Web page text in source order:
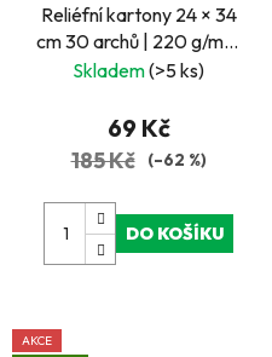
Reliéfní kartony 24 × 34
cm 30 archů | 220 g/m² |
3D motivy růží, srdcí a
Skladem(>5 ks)
69 Kč
185 Kč (–62 %)
DO KOŠÍKU
AKCE